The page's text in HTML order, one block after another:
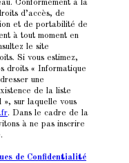
Conformément à la
d’accès, de
et de portabilité de
à tout moment en
le site
Si vous estimez,
droits « Informatique
une
de la liste
», sur laquelle vous
. Dans le cadre de la
à ne pas inscrire
de Confidentialité